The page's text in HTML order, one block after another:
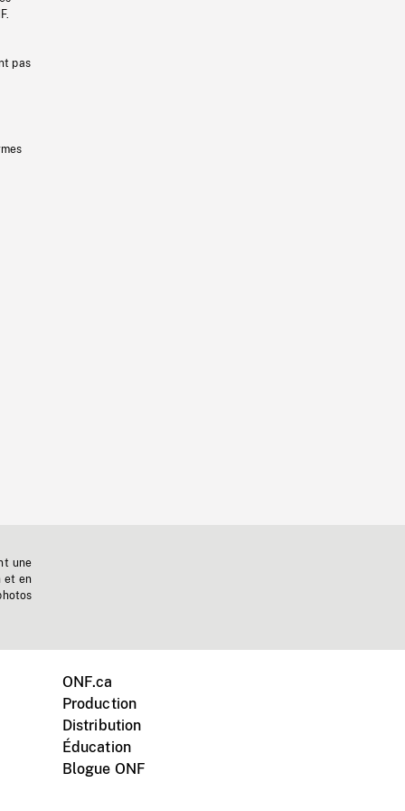
pas
une
et en
ONF.ca
Production
Distribution
Éducation
Blogue ONF